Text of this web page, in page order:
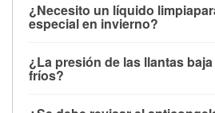
debajo de los 32 °F y puede
su potencia de arranque cerca de
arranque.
¿Necesito un líquido
especial en invierno?
la congelación y ayuda a
derretida en la carretera para
¿La presión de las llantas
fríos?